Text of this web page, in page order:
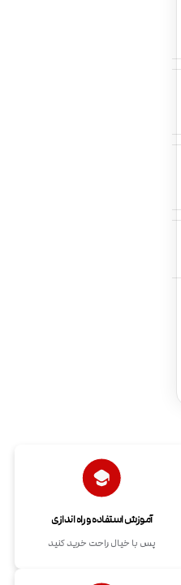
آموزش استفاده و راه اندازی
پس با خیال راحت خرید کنید